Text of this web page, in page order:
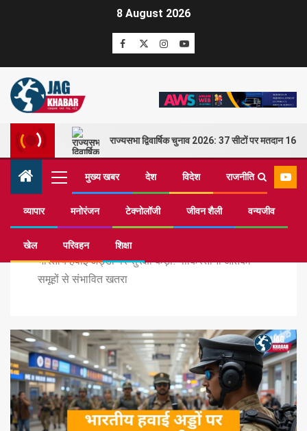
8 August 2026
राज्यसभा द्विवार्षिक चुनाव 2026: 37 सीटों पर मतदान 16
मुख्य खबर देश विदेश राजनीति
व्यापार मनोरंजन टेक्नोलॉजी जीवन शैली वन्यजीव
खेल परिवहन शिक्षा
Home
यात्रा
भारतीय हवाई अड्डों पर सुरक्षा कड़ी! पाकिस्तानी आतंकी
समूहों से संभावित खतरा